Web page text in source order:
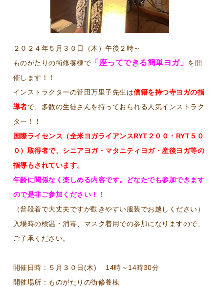
２０２４年５月３０日（木）午後２時～
ものがたりの街修養棟で 「座ってできる簡単ヨガ」 を開
催します！！
インストラクターの菅田万里子先生は僧籍を持つ寺ヨガの指
導者で、多数の生徒さんを持っておられる人気インストラク
ター！！
国際ライセンス（全米ヨガライアンスRYT２００・RYT５０
０）取得者で、シニアヨガ・マタニティヨガ・産後ヨガ等の
指導もされています。
年齢に関係なく楽しめる内容です。どなたでも参加できます
ので是非ご参加ください！！
（普段着で大丈夫ですが動きやすい服装でお越しください）
入場時の検温・消毒、マスク着用での参加になりますので、
ご了承ください。
開催日時：５月３０日(木) 14時～14時30分
開催場所：ものがたりの街修養棟